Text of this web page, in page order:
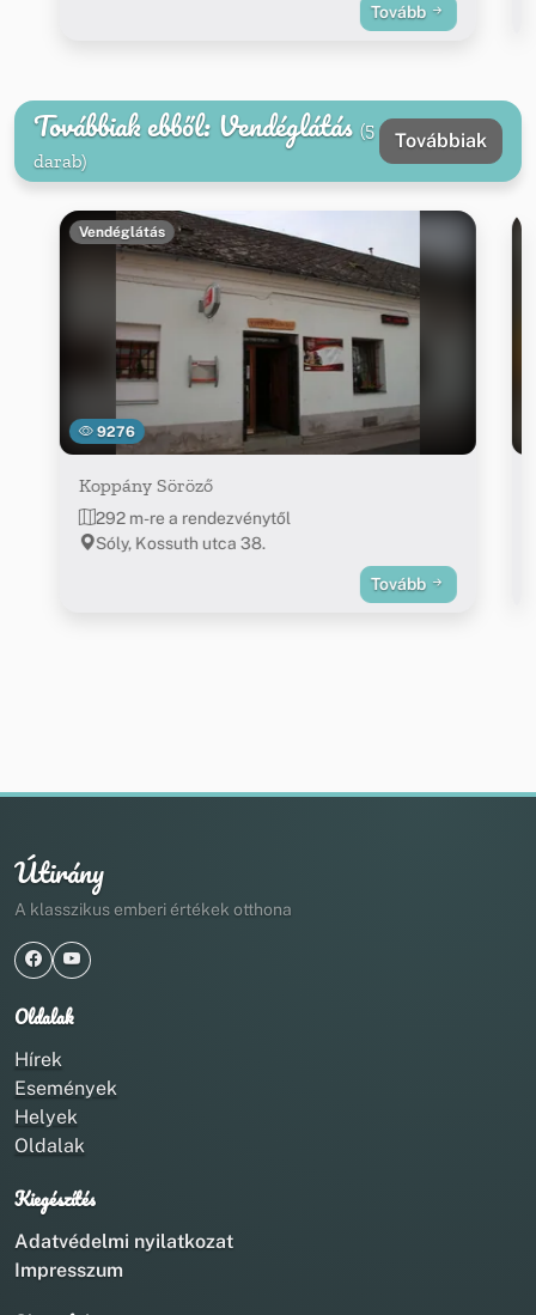
Tovább
Továbbiak ebből: Vendéglátás (5
darab)
Továbbiak
9276
Vendéglátás
Koppány Söröző
292 m-re a rendezvénytől
Sóly, Kossuth utca 38.
Tovább
Útirány
A klasszikus emberi értékek otthona
Oldalak
Hírek
Események
Helyek
Oldalak
Kiegészítés
Adatvédelmi nyilatkozat
Impresszum